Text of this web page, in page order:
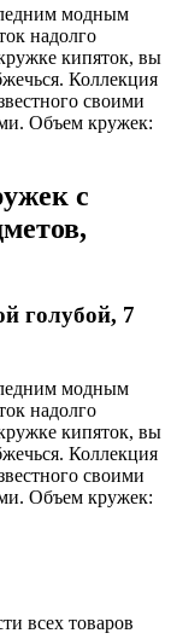
модным
надолго
кипяток, вы
Коллекция
своими
Объем кружек:
с
голубой, 7
модным
надолго
кипяток, вы
Коллекция
своими
Объем кружек:
всех товаров